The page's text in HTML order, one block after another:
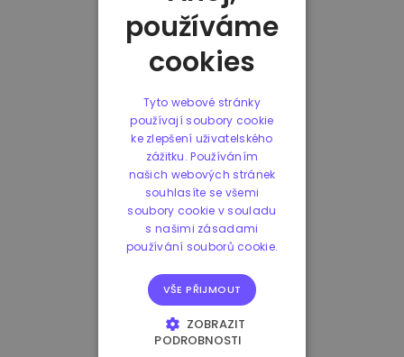
používáme
cookies
Tyto webové stránky
používají soubory cookie
ke zlepšení uživatelského
zážitku. Používáním
našich webových stránek
souhlasíte se všemi
soubory cookie v souladu
s našimi zásadami
používání souborů cookie.
VŠE PŘIJMOUT
ZOBRAZIT
PODROBNOSTI